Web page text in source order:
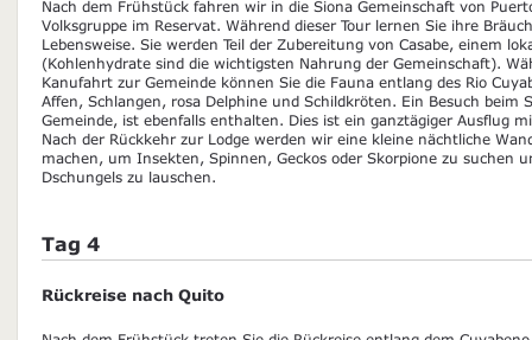
Nach dem Frühstück fahren wir in die Siona Gemeinschaft von
Volksgruppe im Reservat. Während dieser Tour lernen Sie ihre
Lebensweise. Sie werden Teil der Zubereitung von Casabe, einem
(Kohlenhydrate sind die wichtigsten Nahrung der Gemeinschaft).
Kanufahrt zur Gemeinde können Sie die Fauna entlang des Rio
Affen, Schlangen, rosa Delphine und Schildkröten. Ein Besuch beim
Gemeinde, ist ebenfalls enthalten. Dies ist ein ganztägiger Ausflug
Nach der Rückkehr zur Lodge werden wir eine kleine nächtliche
machen, um Insekten, Spinnen, Geckos oder Skorpione zu suchen
Dschungels zu lauschen.
Tag 4
Rückreise nach Quito